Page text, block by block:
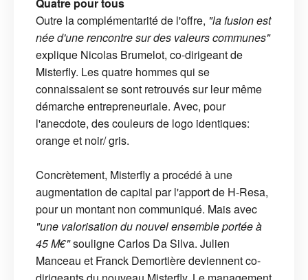
Outre la complémentarité de l'offre, "la fusion est
née d'une rencontre sur des valeurs communes"
explique Nicolas Brumelot, co-dirigeant de
Misterfly. Les quatre hommes qui se
connaissaient se sont retrouvés sur leur même
démarche entrepreneuriale. Avec, pour
l'anecdote, des couleurs de logo identiques:
orange et noir/ gris.
Concrètement, Misterfly a procédé à une
augmentation de capital par l'apport de H-Resa,
pour un montant non communiqué. Mais avec
"une valorisation du nouvel ensemble portée à
45 M€"souligne Carlos Da Silva. Julien
Manceau et Franck Demortière deviennent co-